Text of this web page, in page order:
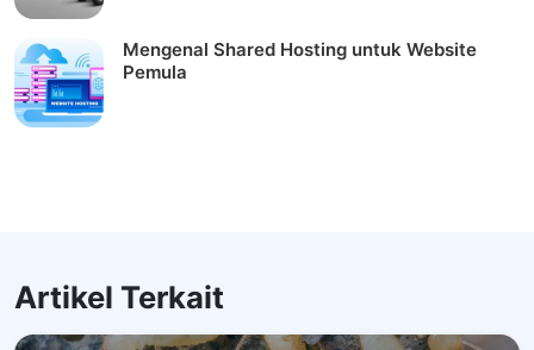
Mengenal Shared Hosting untuk Website
Pemula
Artikel Terkait